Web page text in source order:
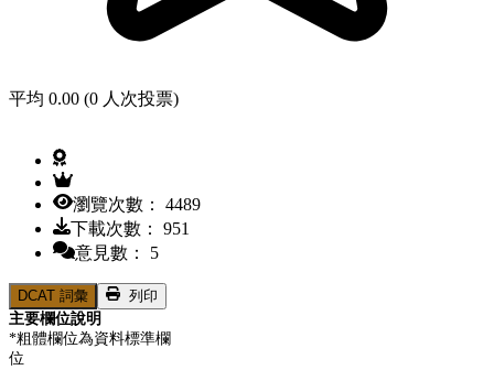
平均 0.00 (0 人次投票)
瀏覽次數： 4489
下載次數： 951
意見數： 5
DCAT 詞彙
列印
主要欄位說明
*粗體欄位為資料標準欄
位